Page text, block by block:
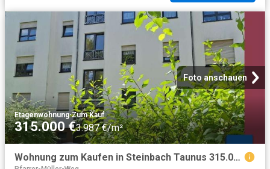
Foto anschauen
Etagenwohnung·Zum Kauf
315.000 €3.987 €/m²
Wohnung zum Kaufen in Steinbach Taunus 315.000,00 EUR 79.7 m²